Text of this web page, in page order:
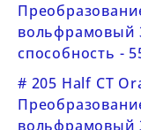
вольфрамовый
способность -
# 205 Half CT
вольфрамовый